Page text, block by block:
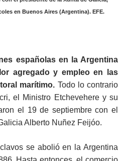
en Buenos Aires (Argentina). EFE.
españolas en la Argentina
agregado y empleo en las
marítimo. Todo lo contrario
el Ministro Etchevehere y su
el 19 de septiembre con el
Alberto Nuñez Feijóo.
se abolió en la Argentina